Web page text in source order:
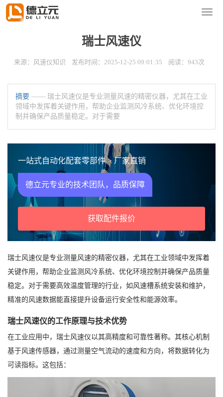
导
您的位置：首页
瑞士风速仪
来源：风速仪知识 发布时间：2025-12-25 09:01:35 阅读：943次
摘要 —— 瑞士风速仪是专业测量风速的精密仪器，尤其在工业
领域中发挥着关键作用，帮助企业监测风冷系统、优化环境控
制并确保产品质量稳定。对于需要
一站式自动化配套零部件 > 厂家直销
德立元专业的技术团队，品质保障
获取配件报价
瑞士风速仪是专业测量风速的精密仪器，尤其在工业领域中发挥着
关键作用，帮助企业监测风冷系统、优化环境控制并确保产品质量
稳定。对于需要高效温度管理的行业，如风速槽系统安装和维护，
精准的风速数据能直接提升设备运行安全性和能源效率。
瑞士风速仪的工作原理与技术优势
在工业应用中，瑞士风速仪以其高精度和可靠性著称。其核心机制
基于风速传感器，通过测量空气流动的速度和方向，将数据转化为
可读指标。这包括：